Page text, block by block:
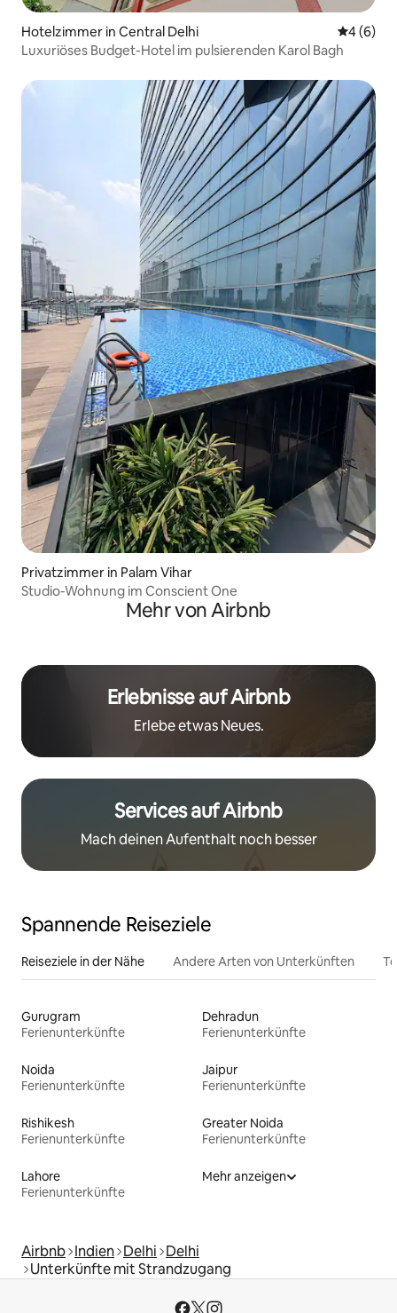
Hotelzimmer in Central Delhi
4 (6)
Luxuriöses Budget-Hotel im pulsierenden Karol Bagh
Privatzimmer in Palam Vihar
Studio-Wohnung im Conscient One
Mehr von Airbnb
Erlebnisse auf Airbnb
Erlebe etwas Neues.
Services auf Airbnb
Mach deinen Aufenthalt noch besser
Spannende Reiseziele
Reiseziele in der Nähe Andere Arten von Unterkünften
Gurugram
Ferienunterkünfte
Dehradun
Ferienunterkünfte
Noida
Ferienunterkünfte
Jaipur
Ferienunterkünfte
Rishikesh
Ferienunterkünfte
Greater Noida
Ferienunterkünfte
Lahore
Ferienunterkünfte
Mehr anzeigen
Airbnb Indien Delhi Delhi
Unterkünfte mit Strandzugang